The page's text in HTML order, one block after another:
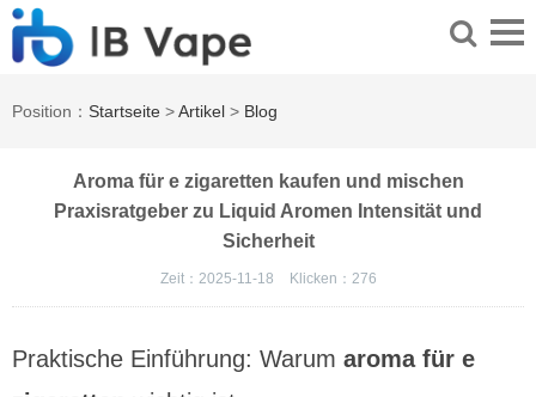
Position： Startseite >Artikel > Blog
Aroma für e zigaretten kaufen und mischen
Praxisratgeber zu Liquid Aromen Intensität und
Sicherheit
Zeit：2025-11-18 Klicken： 276
Praktische Einführung: Warum aroma für e